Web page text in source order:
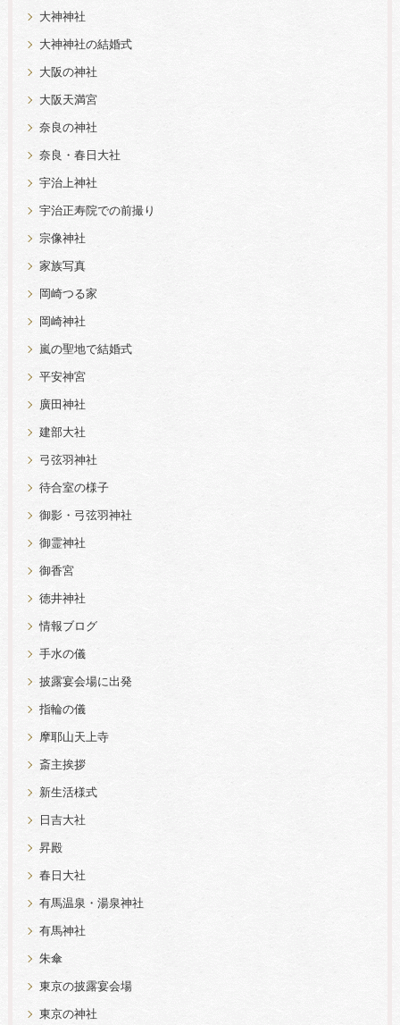
大神神社
大神神社の結婚式
大阪の神社
大阪天満宮
奈良の神社
奈良・春日大社
宇治上神社
宇治正寿院での前撮り
宗像神社
家族写真
岡崎つる家
岡崎神社
嵐の聖地で結婚式
平安神宮
廣田神社
建部大社
弓弦羽神社
待合室の様子
御影・弓弦羽神社
御霊神社
御香宮
徳井神社
情報ブログ
手水の儀
披露宴会場に出発
指輪の儀
摩耶山天上寺
斎主挨拶
新生活様式
日吉大社
昇殿
春日大社
有馬温泉・湯泉神社
有馬神社
朱傘
東京の披露宴会場
東京の神社